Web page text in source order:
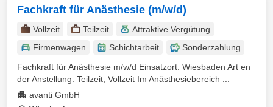
Fachkraft für Anästhesie (m/w/d)
Vollzeit Teilzeit
Attraktive Vergütung
Firmenwagen
Schichtarbeit
Sonderzahlung
Fachkraft für Anästhesie m/w/d Einsatzort: Wiesbaden Art en
der Anstellung: Teilzeit, Vollzeit Im Anästhesiebereich ...
avanti GmbH